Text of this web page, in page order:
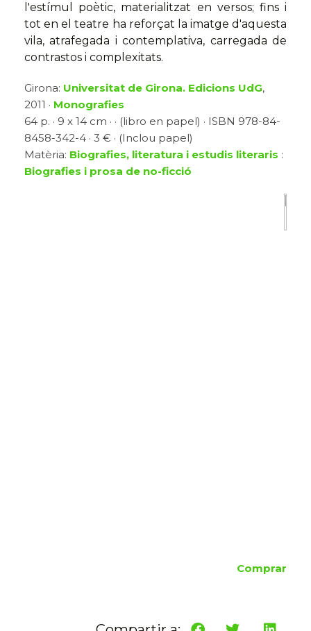
l'estímul poètic, materialitzat en versos; fins i
tot en el teatre ha reforçat la imatge d'aquesta
vila, atrafegada i contemplativa, carregada de
contrastos i complexitats.
Girona: Universitat de Girona. Edicions UdG,
2011 · Monografies
64 p. · 9 x 14 cm · · (libro en papel) · ISBN 978-84-
8458-342-4 · 3 € · (Inclou papel)
Matèria: Biografies, literatura i estudis literaris :
Biografies i prosa de no-ficció
Comprar